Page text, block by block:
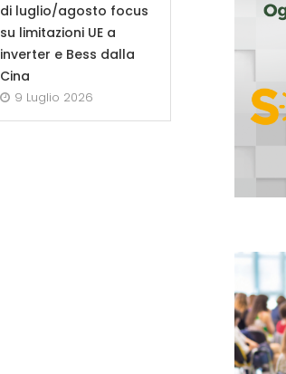
di luglio/agosto focus
su limitazioni UE a
inverter e Bess dalla
Cina
9 Luglio 2026